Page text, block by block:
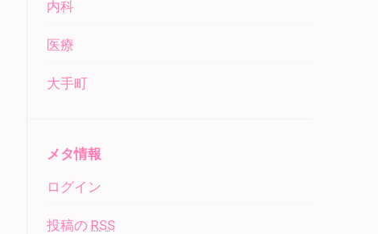
内科
医療
大手町
メタ情報
ログイン
投稿の RSS